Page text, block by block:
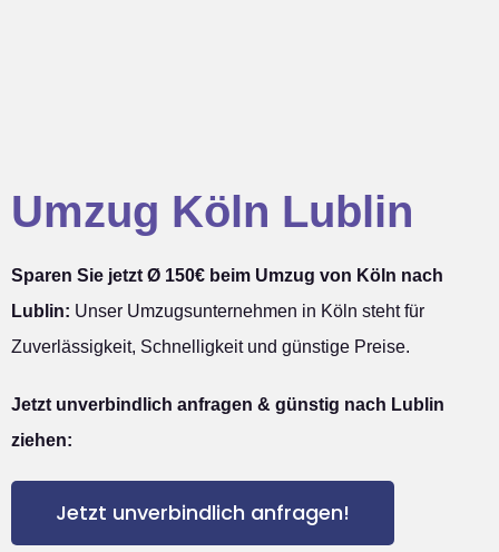
Umzug Köln Lublin
Sparen Sie jetzt Ø 150€ beim Umzug von Köln nach
Lublin: Unser Umzugsunternehmen in Köln steht für
Zuverlässigkeit, Schnelligkeit und günstige Preise.
Jetzt unverbindlich anfragen & günstig nach Lublin
ziehen:
Jetzt unverbindlich anfragen!